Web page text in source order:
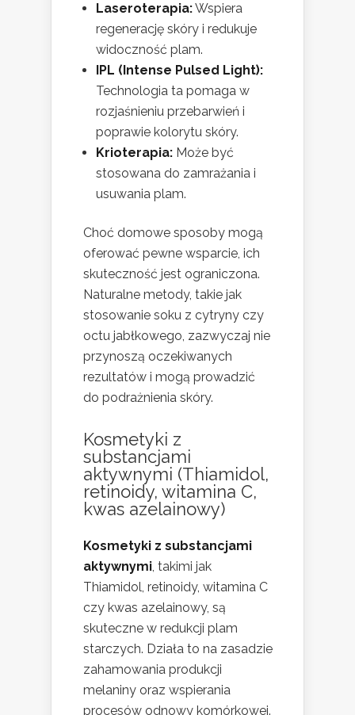
Laseroterapia:Wspiera
regenerację skóry i redukuje
widoczność plam.
IPL (Intense Pulsed Light):
Technologia ta pomaga w
rozjaśnieniu przebarwień i
poprawie kolorytu skóry.
Krioterapia: Może być
stosowana do zamrażania i
usuwania plam.
Choć domowe sposoby mogą
oferować pewne wsparcie, ich
skuteczność jest ograniczona.
Naturalne metody, takie jak
stosowanie soku z cytryny czy
octu jabłkowego, zazwyczaj nie
przynoszą oczekiwanych
rezultatów i mogą prowadzić
do podrażnienia skóry.
Kosmetyki z
substancjami
aktywnymi (Thiamidol,
retinoidy, witamina C,
kwas azelainowy)
Kosmetyki z substancjami
aktywnymi, takimi jak
Thiamidol, retinoidy, witamina C
czy kwas azelainowy, są
skuteczne w redukcji plam
starczych. Działa to na zasadzie
zahamowania produkcji
melaniny oraz wspierania
procesów odnowy komórkowej.